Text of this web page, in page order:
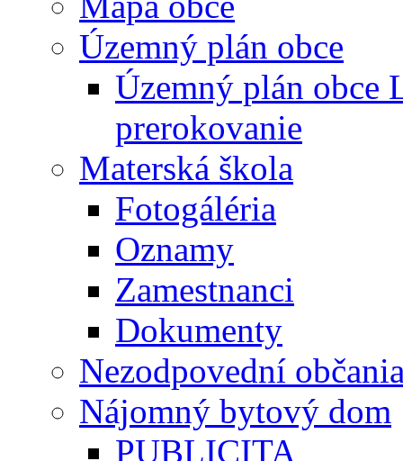
Územný plán obce
Územný plán obce
prerokovanie
Materská škola
Fotogáléria
Oznamy
Zamestnanci
Dokumenty
Nezodpovední
Nájomný bytový dom
PUBLICITA